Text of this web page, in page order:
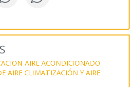
AIRE ACONDICIONADO
AIRE CLIMATIZACIÓN Y AIRE